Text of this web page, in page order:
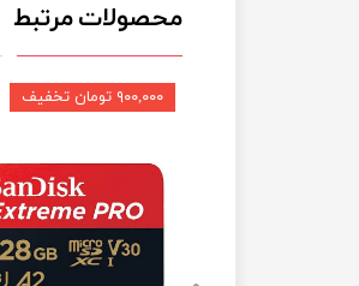
محصولات مرتبط
۹۰۰,۰۰۰ تومان تخفیف